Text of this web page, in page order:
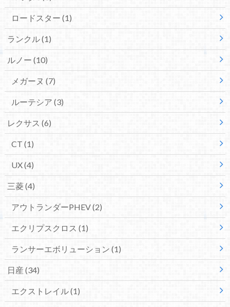
ロードスター (1)
ランクル(1)
ルノー (10)
メガーヌ (7)
ルーテシア (3)
レクサス (6)
CT (1)
UX(4)
三菱(4)
アウトランダーPHEV(2)
エクリプスクロス (1)
ランサーエボリューション (1)
日産 (34)
エクストレイル(1)